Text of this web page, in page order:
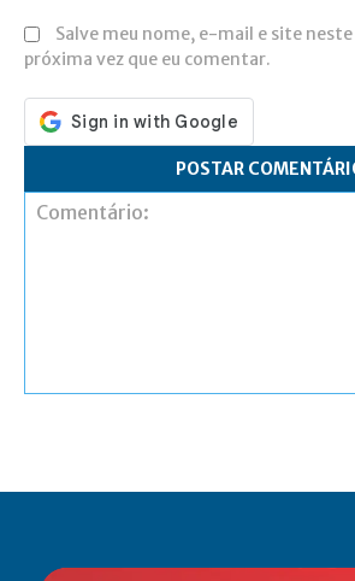
Salve meu nome, e-mail e site
próxima vez que eu comentar.